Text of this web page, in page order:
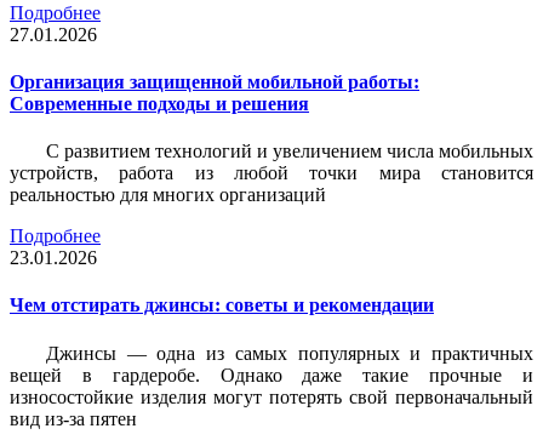
Подробнее
27.01.2026
Организация защищенной мобильной работы:
Современные подходы и решения
С развитием технологий и увеличением числа мобильных
устройств, работа из любой точки мира становится
реальностью для многих организаций
Подробнее
23.01.2026
Чем отстирать джинсы: советы и рекомендации
Джинсы — одна из самых популярных и практичных
вещей в гардеробе. Однако даже такие прочные и
износостойкие изделия могут потерять свой первоначальный
вид из-за пятен